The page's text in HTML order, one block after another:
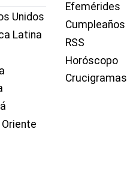
Unidos
Latina
Efemérides
Cumpleaños
RSS
Horóscopo
Crucigramas